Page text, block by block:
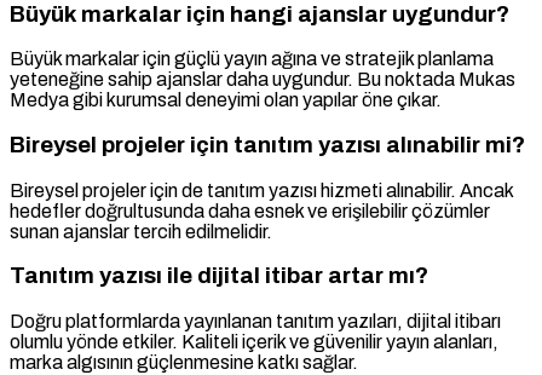
Büyük markalar için hangi ajanslar uygundur?
Büyük markalar için güçlü yayın ağına ve stratejik planlama
yeteneğine sahip ajanslar daha uygundur. Bu noktada Mukas
Medya gibi kurumsal deneyimi olan yapılar öne çıkar.
Bireysel projeler için tanıtım yazısı alınabilir mi?
Bireysel projeler için de tanıtım yazısı hizmeti alınabilir. Ancak
hedefler doğrultusunda daha esnek ve erişilebilir çözümler
sunan ajanslar tercih edilmelidir.
Tanıtım yazısı ile dijital itibar artar mı?
Doğru platformlarda yayınlanan tanıtım yazıları, dijital itibarı
olumlu yönde etkiler. Kaliteli içerik ve güvenilir yayın alanları,
marka algısının güçlenmesine katkı sağlar.